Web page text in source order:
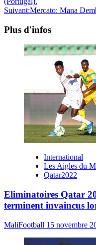
Suivant:Mercato: Mana
Plus d'infos
International
Les Aigles du
Qatar2022
Eliminatoires Qatar
terminent invaincus
MaliFootball 15 novembre